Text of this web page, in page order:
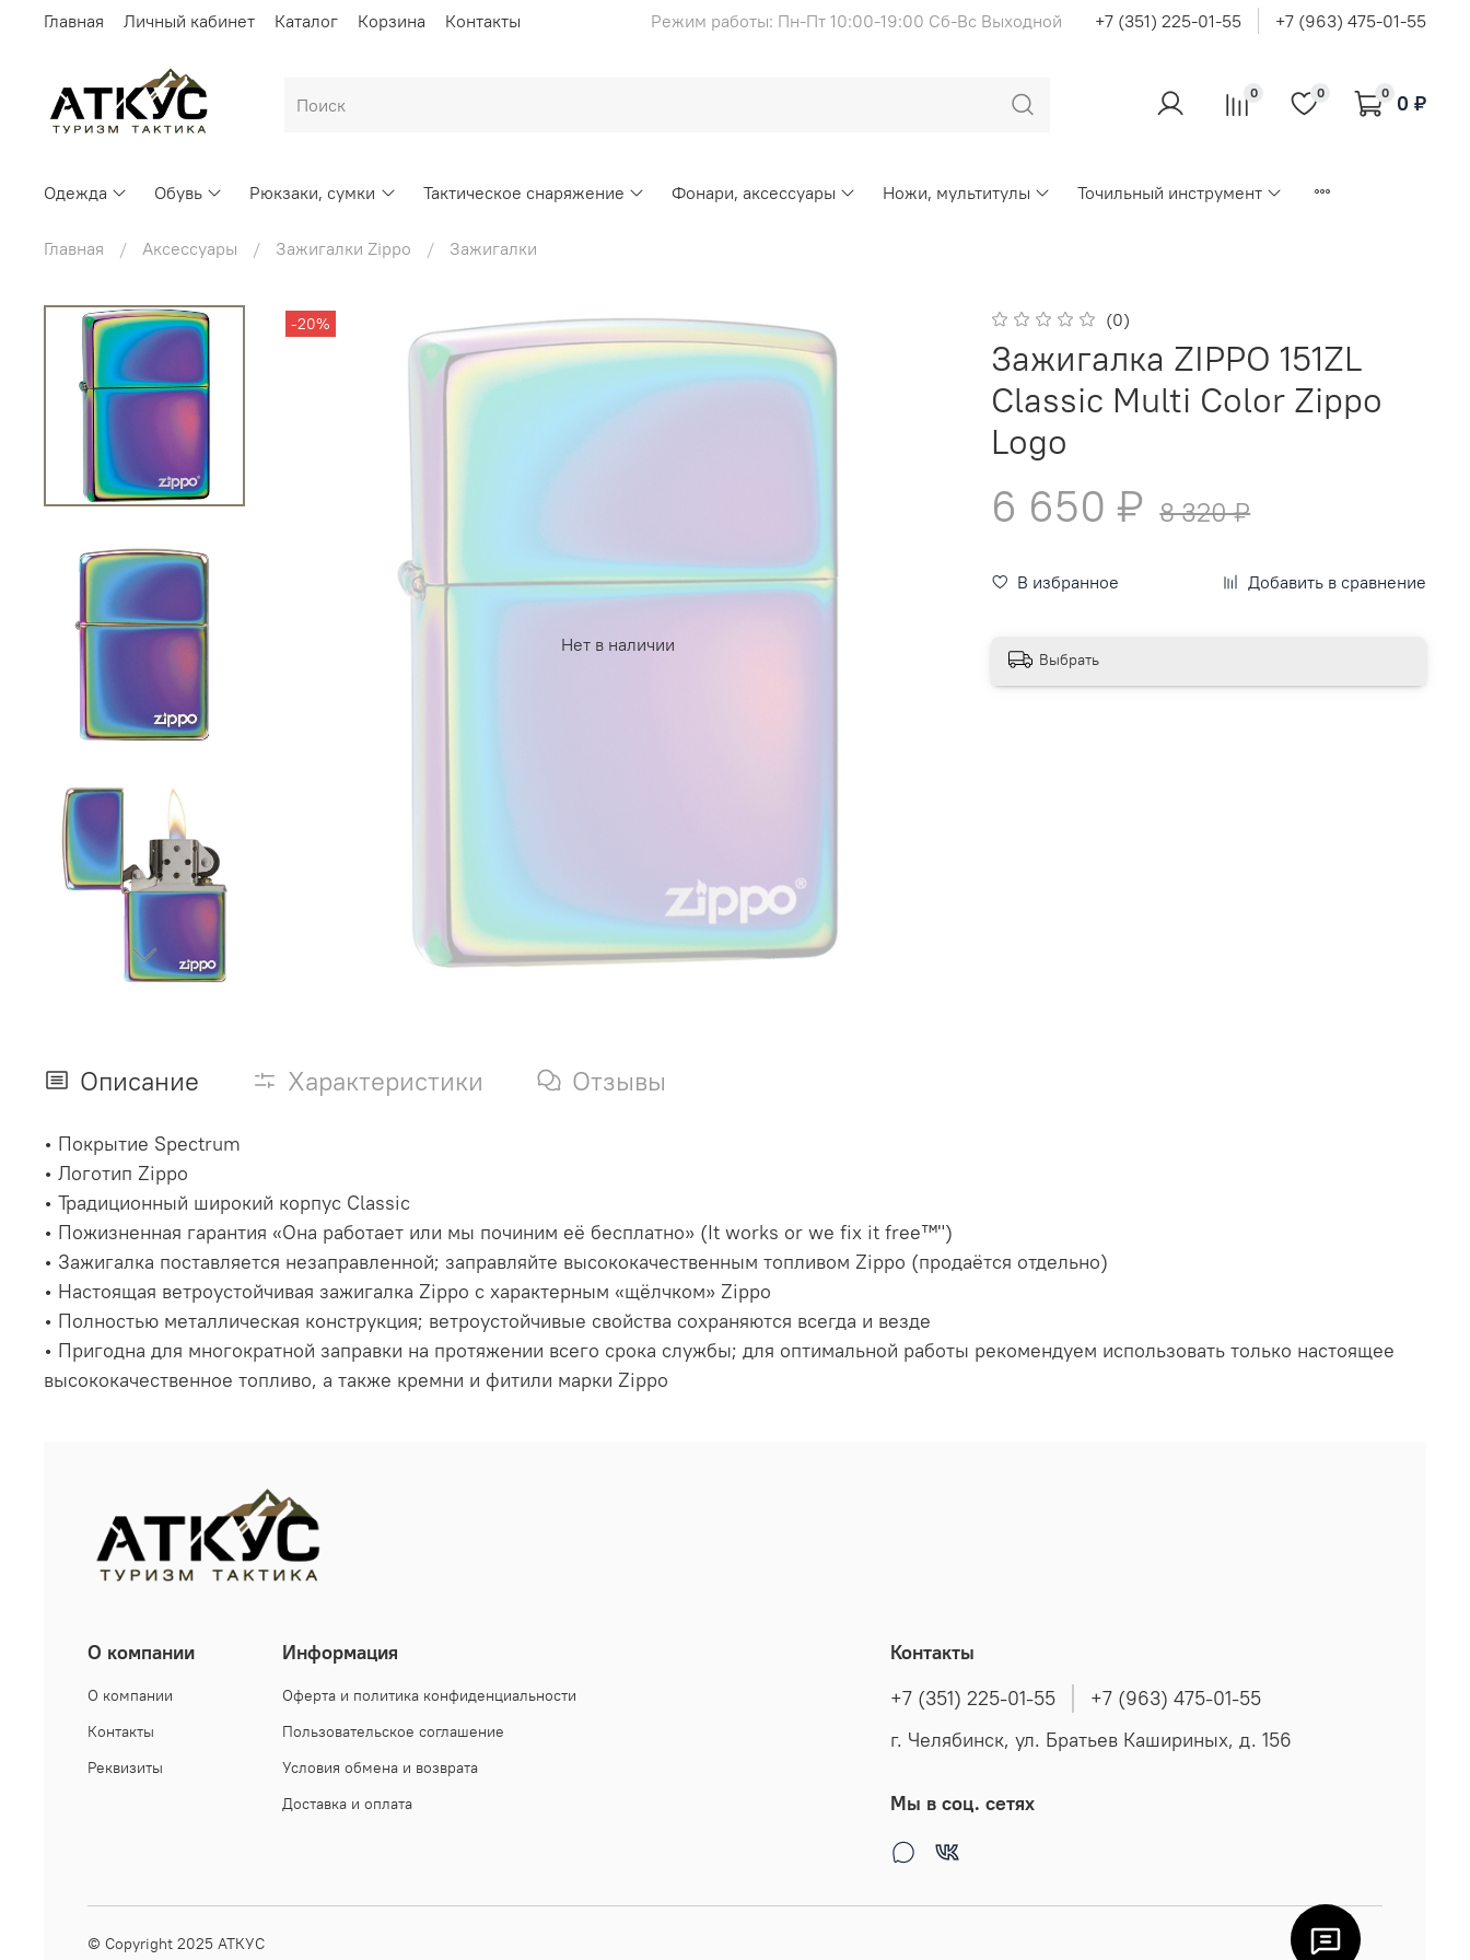
Главная Личный кабинет Каталог Корзина Контакты Режим работы: Пн-Пт 10:00-19:00 Сб-Вс Выходной +7 (351) 225-01-55 +7 (963) 475-01-55
0 0 0 0 ₽
Одежда Обувь Рюкзаки, сумки Тактическое снаряжение Фонари, аксессуары Ножи, мультитулы Точильный инструмент
Главная Аксессуары Зажигалки Zippo Зажигалки
Нет в наличии
-20% (0)
Зажигалка ZIPPO 151ZL
Classic Multi Color Zippo
Logo
6 650 ₽ 8 320 ₽
В избранное Добавить в сравнение
Выбрать
Описание Характеристики Отзывы
• Покрытие Spectrum
• Логотип Zippo
• Традиционный широкий корпус Classic
• Пожизненная гарантия «Она работает или мы починим её бесплатно» (It works or we fix it free™")
• Зажигалка поставляется незаправленной; заправляйте высококачественным топливом Zippo (продаётся отдельно)
• Настоящая ветроустойчивая зажигалка Zippo с характерным «щёлчком» Zippo
• Полностью металлическая конструкция; ветроустойчивые свойства сохраняются всегда и везде
• Пригодна для многократной заправки на протяжении всего срока службы; для оптимальной работы рекомендуем использовать только настоящее
высококачественное топливо, а также кремни и фитили марки Zippo
О компании
О компании
Контакты
Реквизиты
Информация
Оферта и политика конфиденциальности
Пользовательское соглашение
Условия обмена и возврата
Доставка и оплата
Контакты
+7 (351) 225-01-55
+7 (963) 475-01-55
г. Челябинск, ул. Братьев Кашириных, д. 156
Мы в соц. сетях
© Copyright 2025 АТКУС